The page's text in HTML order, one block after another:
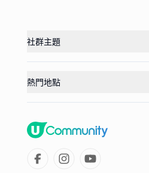
社群主題
熱門地點